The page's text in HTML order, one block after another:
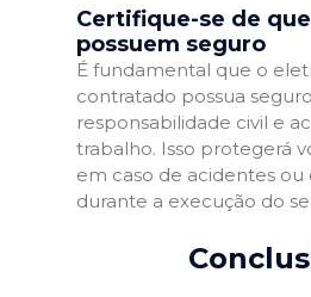
Certifique-se de
possuem seguro
É fundamental que o
contratado possua
responsabilidade civil e
trabalho. Isso protegerá
em caso de acidentes ou
durante a execução do